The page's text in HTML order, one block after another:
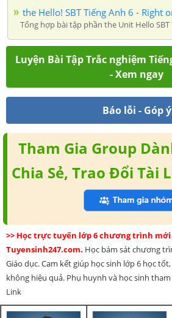
the Hello! SBT Tiếng Anh 6 - Right
Tổng hợp bài tập phần the Unit Hello SBT
Luyện Bài Tập Trắc nghiệm
- Xem ngay
Báo lỗi - Góp ý
Tham Gia Group
Chia Sẻ, Trao Đổi Tài
>> Học trực tuyến lớp 6 chương trình
Tuyensinh247.com. Học bám sát chương
Giáo dục. Cam kết giúp học sinh lớp 6 học
không hiệu quả. Phụ huynh và học sinh
Link